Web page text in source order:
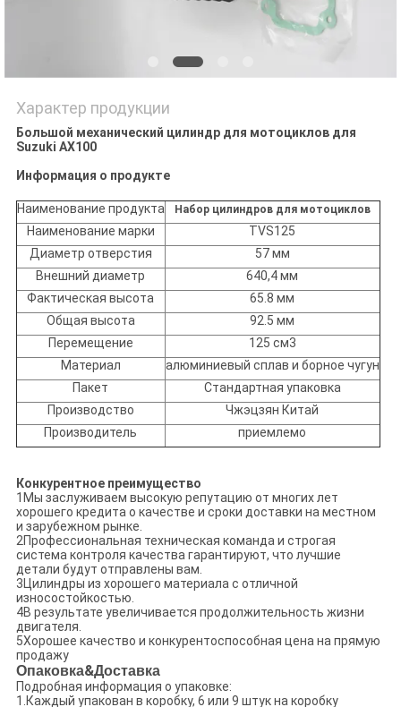
Характер продукции
Большой механический цилиндр для мотоциклов для
Suzuki AX100
Информация о продукте
Наименование продукта Набор цилиндров для мотоциклов
Наименование марки
TVS125
Диаметр отверстия
57 мм
Внешний диаметр
640,4 мм
Фактическая высота
65.8 мм
Общая высота
92.5 мм
Перемещение
125 см3
Материал
алюминиевый сплав и борное чугун
Пакет
Стандартная упаковка
Производство
Чжэцзян Китай
Производитель
приемлемо
Конкурентное преимущество
1Мы заслуживаем высокую репутацию от многих лет
хорошего кредита о качестве и сроки доставки на местном
и зарубежном рынке.
2Профессиональная техническая команда и строгая
система контроля качества гарантируют, что лучшие
детали будут отправлены вам.
3Цилиндры из хорошего материала с отличной
износостойкостью.
4В результате увеличивается продолжительность жизни
двигателя.
5Хорошее качество и конкурентоспособная цена на прямую
продажу
Опаковка&Доставка
Подробная информация о упаковке:
1.Каждый упакован в коробку, 6 или 9 штук на коробку